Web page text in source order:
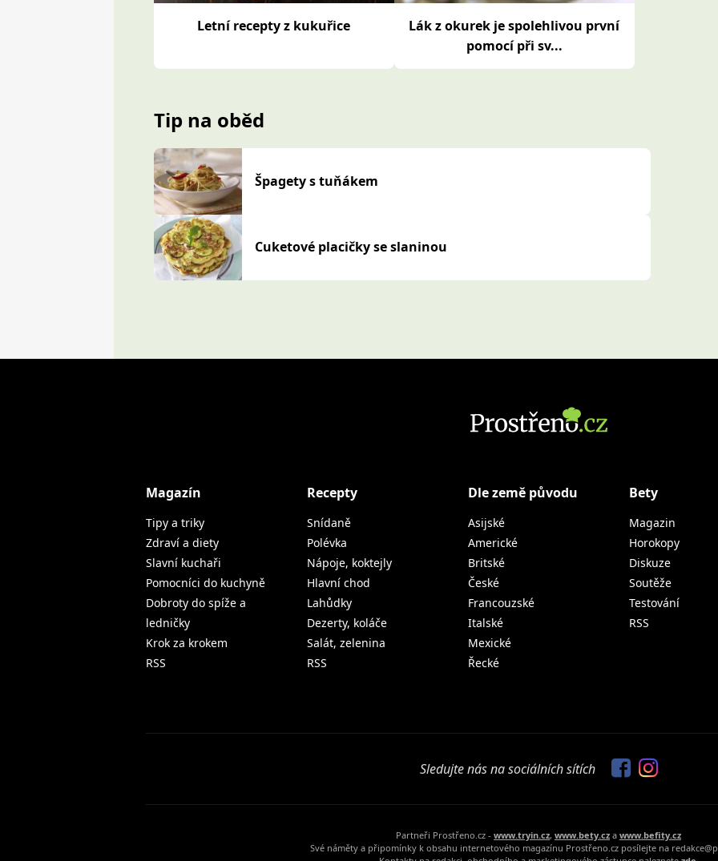
Letní recepty z kukuřice
Lák z okurek je spolehlivou první
pomocí při sv...
Tip na oběd
Špagety s tuňákem
Cuketové placičky se slaninou
Magazín
Tipy a triky
Zdraví a diety
Slavní kuchaři
Pomocníci do kuchyně
Dobroty do spíže a
ledničky
Krok za krokem
RSS
Recepty
Snídaně
Polévka
Nápoje, koktejly
Hlavní chod
Lahůdky
Dezerty, koláče
Salát, zelenina
RSS
Dle země původu
Asijské
Americké
Britské
České
Francouzské
Italské
Mexické
Řecké
Bety
Magazin
Horokopy
Diskuze
Soutěže
Testování
RSS
Sledujte nás na sociálních sítích
Partneři Prostřeno.cz - www.tryin.cz, www.bety.cz a www.befity.cz
Své náměty a připomínky k obsahu internetového magazínu Prostřeno.cz posílejte na